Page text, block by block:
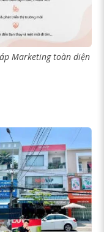
Marketing toàn diện